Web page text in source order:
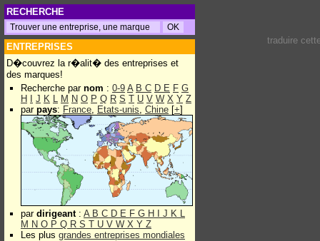
RECHERCHE
ENTREPRISES
D�couvrez la r�alit� des entreprises et
des marques!
Recherche par nom : 0-9 A B C D E F G
H
J K L M N O P Q R S T U V W X Y Z
par pays: France, Etats-unis, Chine [+]
par dirigeant: A B C D E F G H J K L
M N O P Q R S T U V W X Y Z
Les plus grandes entreprises mondiales
traduire